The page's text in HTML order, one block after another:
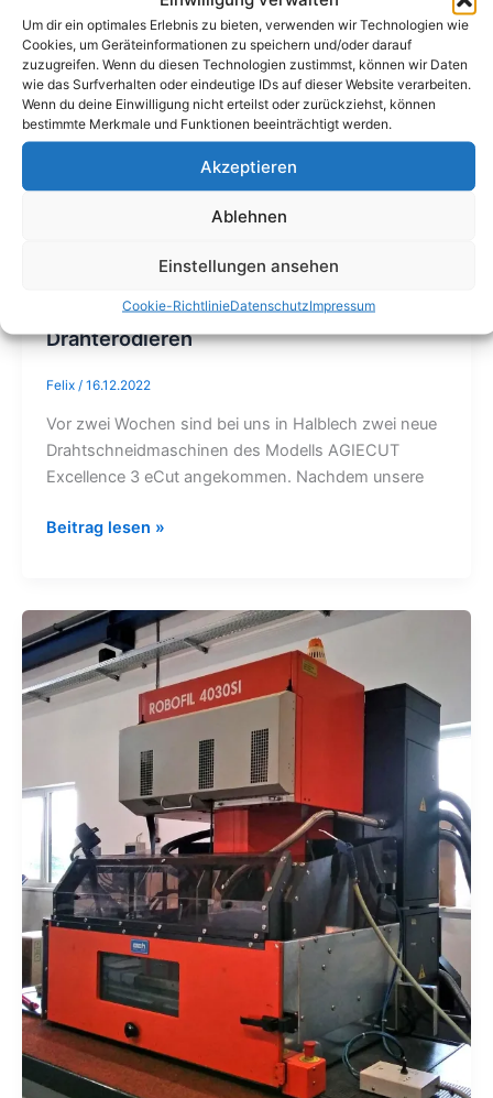
Um dir ein optimales Erlebnis zu bieten, verwenden wir Technologien wie
Cookies, um Geräteinformationen zu speichern und/oder darauf
zuzugreifen. Wenn du diesen Technologien zustimmst, können wir Daten
wie das Surfverhalten oder eindeutige IDs auf dieser Website verarbeiten.
Wenn du deine Einwilligung nicht erteilst oder zurückziehst, können
bestimmte Merkmale und Funktionen beeinträchtigt werden.
Akzeptieren
Ablehnen
Einstellungen ansehen
Cookie-RichtlinieDatenschutzImpressum
Drahterodieren,Investition, Technik
Maschinenzuwachs im Bereich
Drahterodieren
Felix / 16.12.2022
Vor zwei Wochen sind bei uns in Halblech zwei neue
Drahtschneidmaschinen des Modells AGIECUT
Excellence 3 eCut angekommen. Nachdem unsere
Beitrag lesen »
Drahterodiermaschine
ergänzt
Fertigungsspektrum